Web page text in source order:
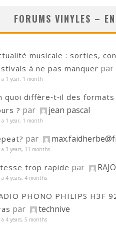
FORUMS VINYLES –
musicale : sorties,
à ne pas manquer par
a 1 year, 1 month
quoi diffère‑t‑il des
? par jean pascal
a 1 year, 1 month
par
a 3 years, 11 months
trop rapide par
a 4 years, 4 months
PHONO PHILIPS H3F
par technive
a 4 years, 5 months